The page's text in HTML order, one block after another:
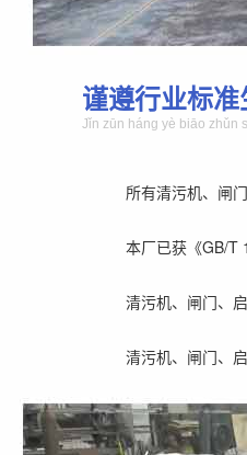
谨遵行业标
Jǐn zūn háng yè biāo zhǔn
所有清污机、闸
本厂已获《GB/T
清污机、闸门、
清污机、闸门、